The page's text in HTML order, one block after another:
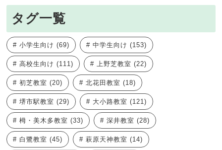
タグ一覧
小学生向け(69) 中学生向け(153)
高校生向け(111) 上野芝教室(22)
初芝教室(20) 北花田教室(18)
堺市駅教室(29) 大小路教室(121)
栂・美木多教室(33) 深井教室(28)
白鷺教室(45) 萩原天神教室(14)